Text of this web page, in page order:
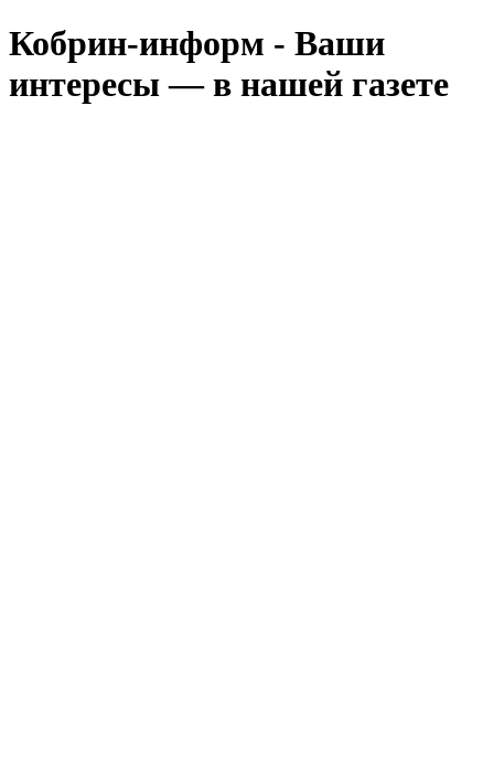
Кобрин-информ - Ваши
интересы — в нашей газете